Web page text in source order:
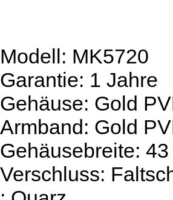
Modell: MK5720
Garantie: 1 Jahre
Gehäuse: Gold
Armband: Gold
Gehäusebreite: 43
Verschluss: